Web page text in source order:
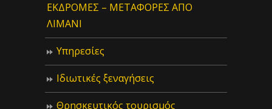
ΕΚΔΡΟΜΕΣ – ΜΕΤΑΦΟΡΕΣ ΑΠΟ
ΛΙΜΑΝΙ
Υπηρεσίες
Ιδιωτικές ξεναγήσεις
Θρησκευτικός τουρισμός